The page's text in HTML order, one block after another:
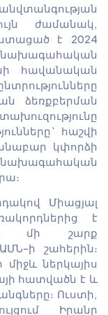
ժամանակ,
է 2024
հավանական
ձեռքբերման
հաշվի
կփորձի
Միացյալ
է
մի շարք
ի շահերին։
ներկայիս
հատվածն է և
Ուստի,
Իրանը